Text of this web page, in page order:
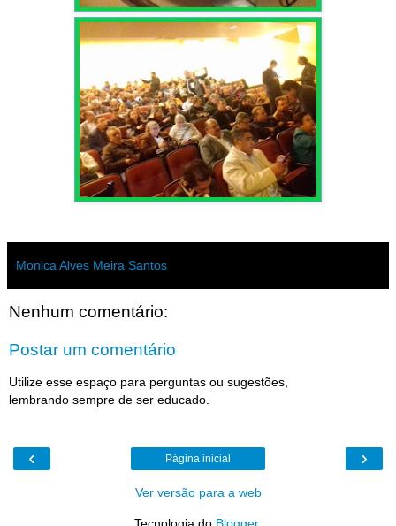
Monica Alves Meira Santos
Nenhum comentário:
Postar um comentário
Utilize esse espaço para perguntas ou sugestões,
lembrando sempre de ser educado.
‹ ›
Página inicial
Ver versão para a web